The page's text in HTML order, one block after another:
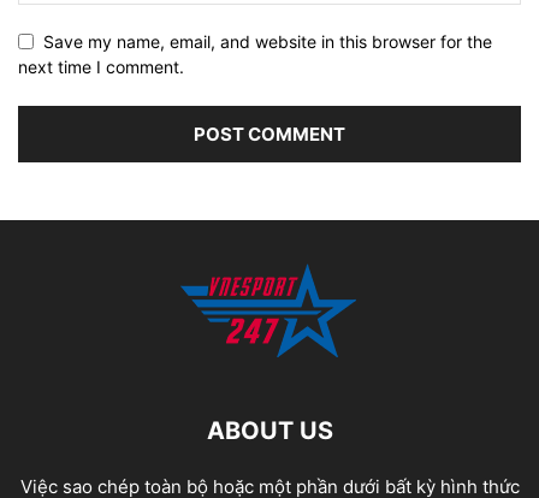
Save my name, email, and website in this browser for the
next time I comment.
ABOUT US
Việc sao chép toàn bộ hoặc một phần dưới bất kỳ hình thức